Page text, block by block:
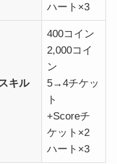
ハート×3
キル
400コイン
2,000コイ
ン
5→4チケッ
ト
+Scoreチ
ケット×2
ハート×3